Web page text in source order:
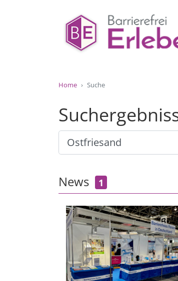
Home Suche
News 1